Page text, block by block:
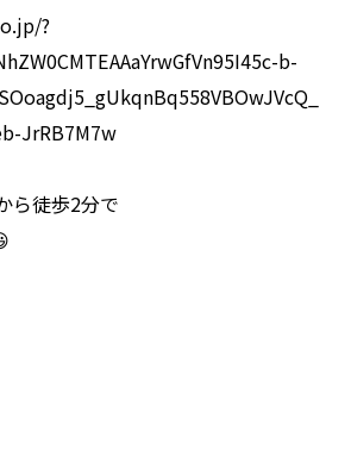
?
b-
JrRB7M7w
ら徒歩2分で